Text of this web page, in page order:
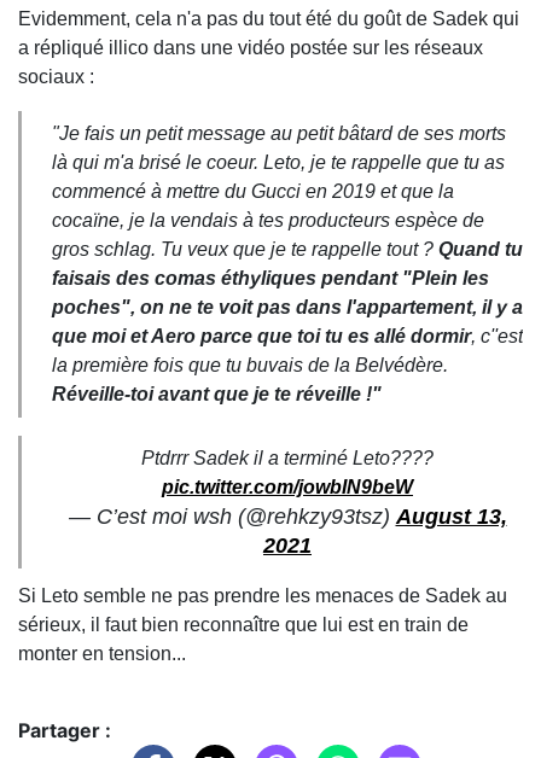
Evidemment, cela n'a pas du tout été du goût de Sadek qui
a répliqué illico dans une vidéo postée sur les réseaux
sociaux :
"Je fais un petit message au petit bâtard de ses morts
là qui m'a brisé le coeur. Leto, je te rappelle que tu as
commencé à mettre du Gucci en 2019 et que la
cocaïne, je la vendais à tes producteurs espèce de
gros schlag. Tu veux que je te rappelle tout ? Quand tu
faisais des comas éthyliques pendant "Plein les
poches", on ne te voit pas dans l'appartement, il y a
que moi et Aero parce que toi tu es allé dormir, c''est
la première fois que tu buvais de la Belvédère.
Réveille-toi avant que je te réveille !"
Ptdrrr Sadek il a terminé Leto????
pic.twitter.com/jowbIN9beW
— C’est moi wsh (@rehkzy93tsz) August 13,
2021
Si Leto semble ne pas prendre les menaces de Sadek au
sérieux, il faut bien reconnaître que lui est en train de
monter en tension...
Partager :